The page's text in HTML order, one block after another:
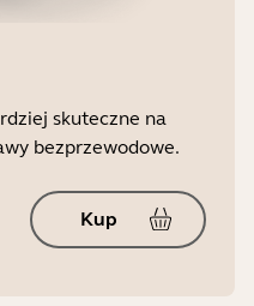
skuteczne na
bezprzewodowe.
Kup